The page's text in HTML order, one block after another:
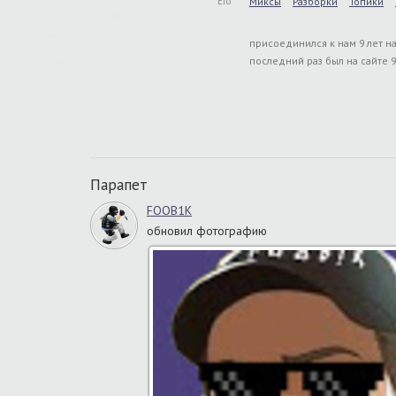
присоединился к нам 9 лет
последний раз был на сайте
Парапет
FOOB1K
обновил фотографию